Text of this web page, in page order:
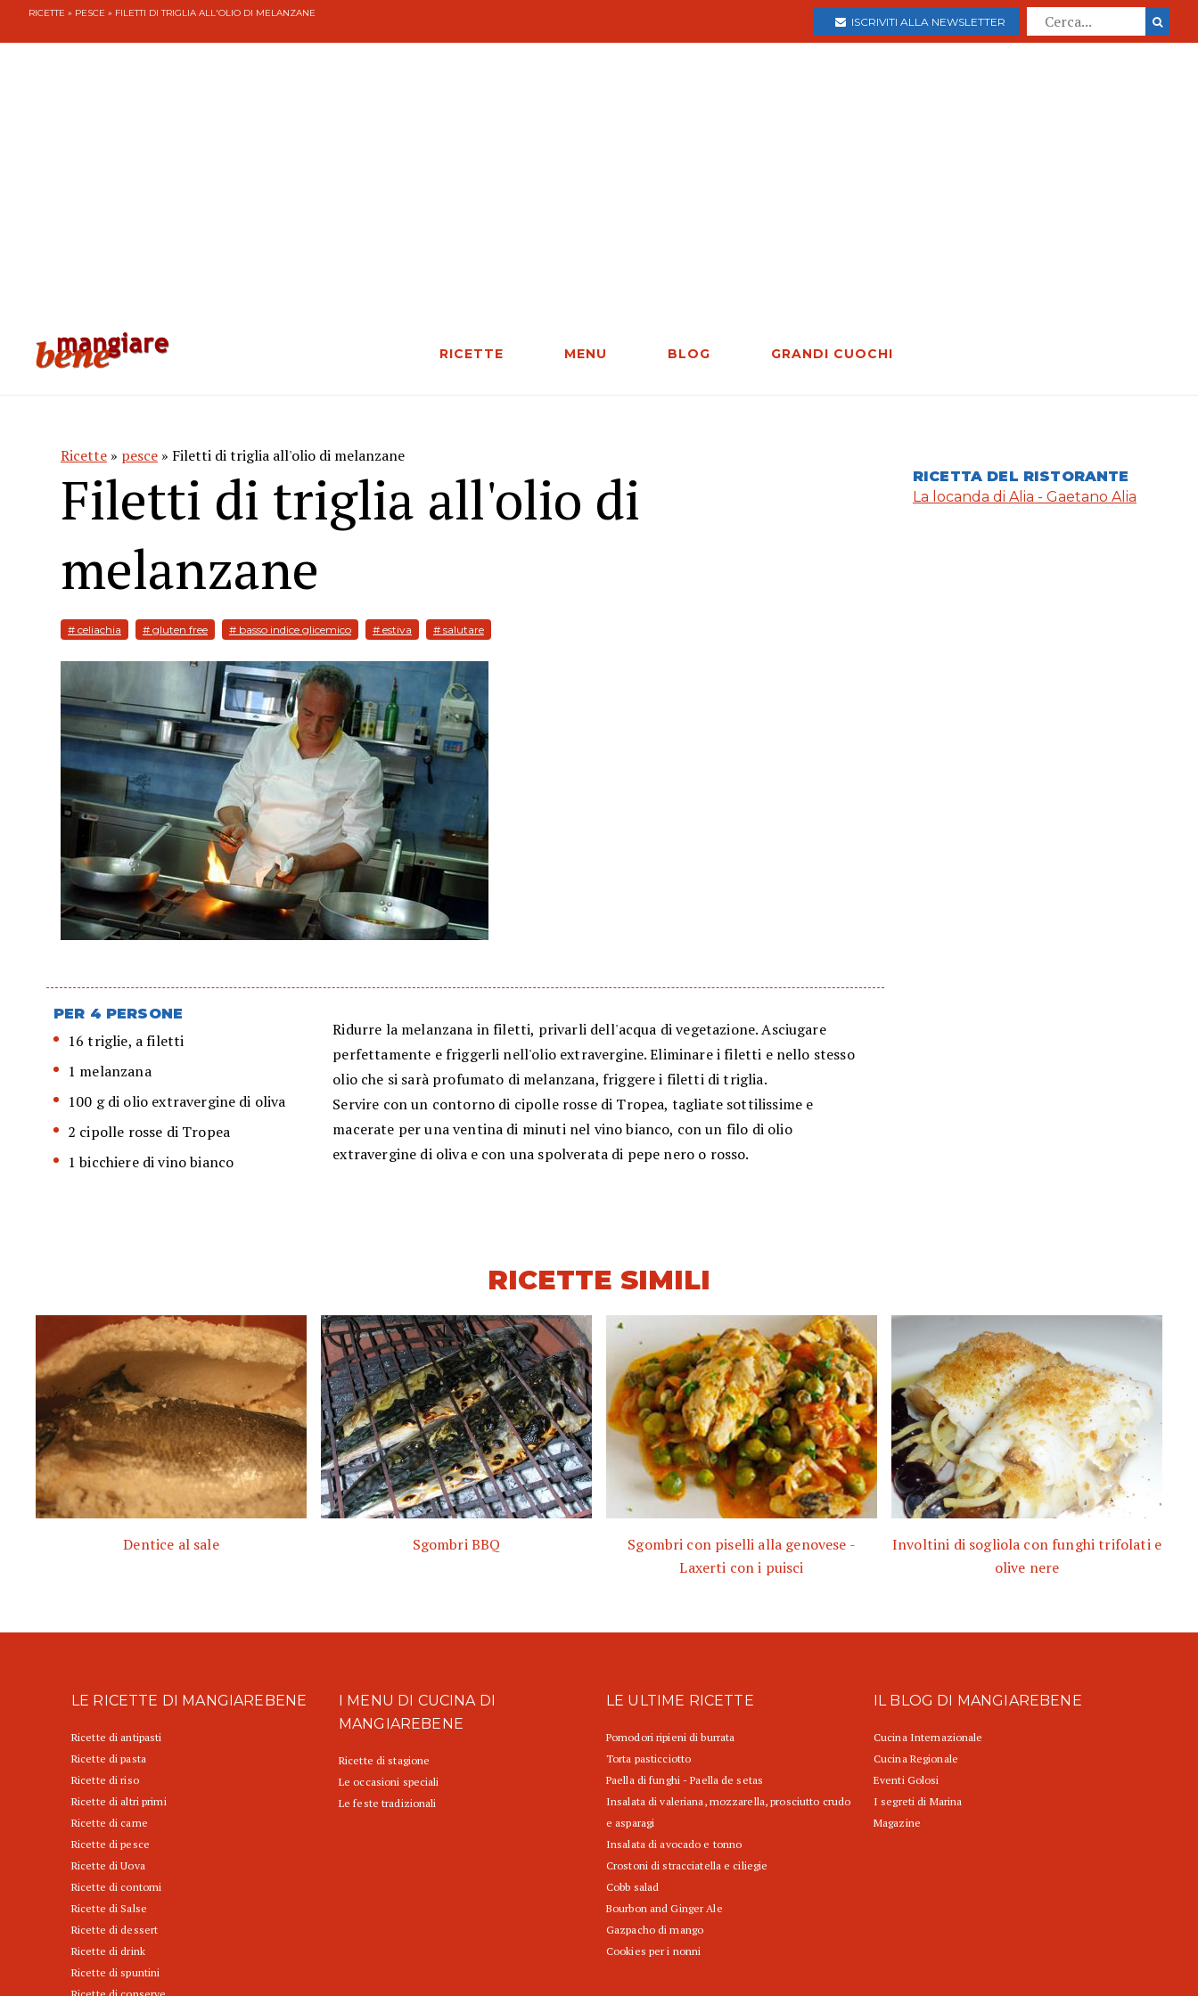
RICETTE » PESCE » FILETTI DI TRIGLIA ALL'OLIO DI MELANZANE
ISCRIVITI ALLA NEWSLETTER
RICETTE MENU BLOG GRANDI CUOCHI
Ricette » pesce » Filetti di triglia all'olio di melanzane
Filetti di triglia all'olio di
melanzane
# celiachia # gluten free # basso indice glicemico # estiva # salutare
PER 4 PERSONE
16 triglie, a filetti
1 melanzana
100 g di olio extravergine di oliva
2 cipolle rosse di Tropea
1 bicchiere di vino bianco
Ridurre la melanzana in filetti, privarli dell'acqua di vegetazione. Asciugare
perfettamente e friggerli nell'olio extravergine. Eliminare i filetti e nello stesso
olio che si sarà profumato di melanzana, friggere i filetti di triglia.
Servire con un contorno di cipolle rosse di Tropea, tagliate sottilissime e
macerate per una ventina di minuti nel vino bianco, con un filo di olio
extravergine di oliva e con una spolverata di pepe nero o rosso.
RICETTA DEL RISTORANTE
La locanda di Alia - Gaetano Alia
RICETTE SIMILI
Dentice al sale Sgombri BBQ
Sgombri con piselli alla genovese -
Laxerti con i puisci
Involtini di sogliola con funghi trifolati e
olive nere
LE RICETTE DI MANGIAREBENE
Ricette di antipasti
Ricette di pasta
Ricette di riso
Ricette di altri primi
Ricette di carne
Ricette di pesce
Ricette di Uova
Ricette di contorni
Ricette di Salse
Ricette di dessert
Ricette di drink
Ricette di spuntini
I MENU DI CUCINA DI
MANGIAREBENE
Ricette di stagione
Le occasioni speciali
Le feste tradizionali
LE ULTIME RICETTE
Pomodori ripieni di burrata
Torta pasticciotto
Paella di funghi - Paella de setas
Insalata di valeriana, mozzarella, prosciutto crudo
e asparagi
Insalata di avocado e tonno
Crostoni di stracciatella e ciliegie
Cobb salad
Bourbon and Ginger Ale
Gazpacho di mango
Cookies per i nonni
IL BLOG DI MANGIAREBENE
Cucina Internazionale
Cucina Regionale
Eventi Golosi
I segreti di Marina
Magazine